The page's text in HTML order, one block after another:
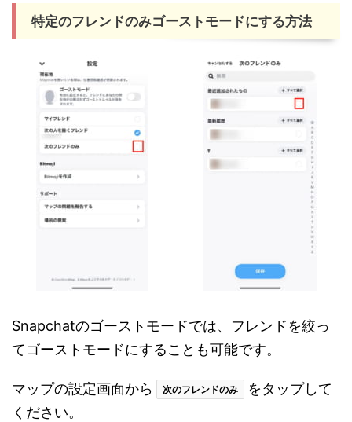
特定のフレンドのみゴーストモードにする方法
Snapchatのゴーストモードでは、フレンドを絞っ
てゴーストモードにすることも可能です。
マップの設定画面から 次のフレンドのみ
をタップして
ください。